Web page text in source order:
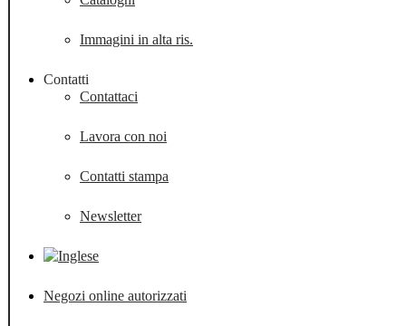
Immagini in alta ris.
Contatti
Contattaci
Lavora con noi
Contatti stampa
Newsletter
Negozi online autorizzati